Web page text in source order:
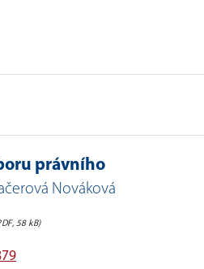
právního
Nováková
58 kB)